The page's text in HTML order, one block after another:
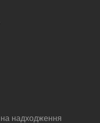
надходження